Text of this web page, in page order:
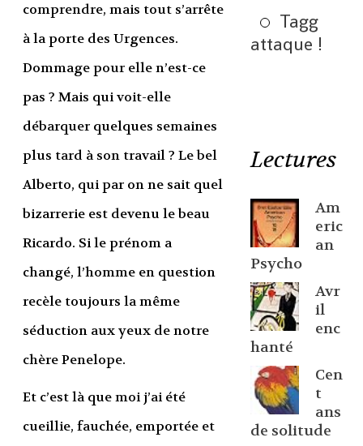
comprendre, mais tout s’arrête
à la porte des Urgences.
Dommage pour elle n’est-ce
pas ? Mais qui voit-elle
débarquer quelques semaines
plus tard à son travail ? Le bel
Alberto, qui par on ne sait quel
bizarrerie est devenu le beau
Ricardo. Si le prénom a
changé, l’homme en question
recèle toujours la même
séduction aux yeux de notre
chère Penelope.
Et c’est là que moi j’ai été
cueillie, fauchée, emportée et
Tagg
attaque !
Lectures
Am
eric
an
Psycho
Avr
il
enc
hanté
Cen
t
ans
de solitude